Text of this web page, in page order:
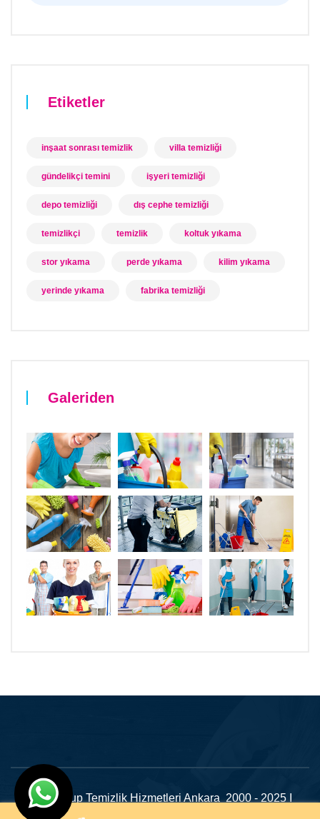
Etiketler
inşaat sonrası temizlik villa temizliği
gündelikçi temini işyeri temizliği
depo temizliği dış cephe temizliği
temizlikçi temizlik koltuk yıkama
stor yıkama perde yıkama kilim yıkama
yerinde yıkama fabrika temizliği
Galeriden
Dilan Grup Temizlik Hizmetleri Ankara 2000 - 2025 I